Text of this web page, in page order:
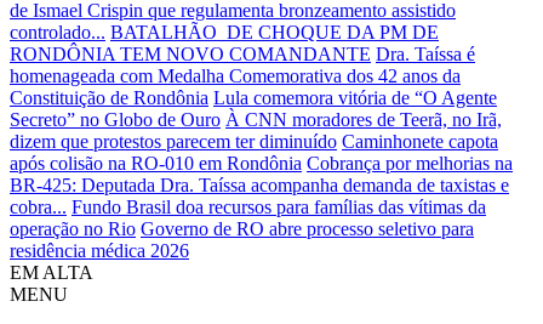
de Ismael Crispin que regulamenta bronzeamento assistido
controlado... BATALHÃO DE CHOQUE DA PM DE
RONDÔNIA TEM NOVO COMANDANTE Dra. Taíssa é
homenageada com Medalha Comemorativa dos 42 anos da
Constituição de Rondônia Lula comemora vitória de “O Agente
Secreto” no Globo de Ouro À CNN moradores de Teerã, no Irã,
dizem que protestos parecem ter diminuído Caminhonete capota
após colisão na RO-010 em Rondônia Cobrança por melhorias na
BR-425: Deputada Dra. Taíssa acompanha demanda de taxistas e
cobra... Fundo Brasil doa recursos para famílias das vítimas da
operação no Rio Governo de RO abre processo seletivo para
residência médica 2026
EM ALTA
MENU